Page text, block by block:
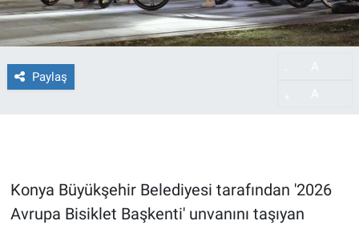
Paylaş
Konya Büyükşehir Belediyesi tarafından '2026
Avrupa Bisiklet Başkenti' unvanını taşıyan